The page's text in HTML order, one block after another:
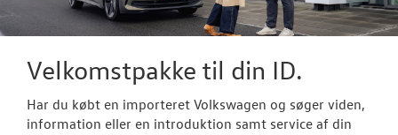
NYE VAREBILER
VÆRKSTED
Velkomstpakke til din ID.
Har du købt en importeret Volkswagen og søger viden,
information eller en introduktion samt service af din